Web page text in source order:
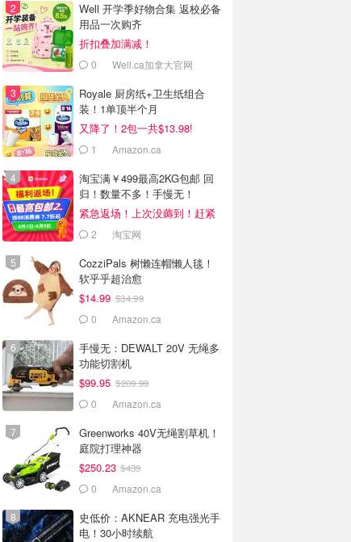
Well 开学季好物合集 返校必备
用品一次购齐
折扣叠加满减！
0 Well.ca加拿大官网
Royale 厨房纸+卫生纸组合
装！1单顶半个月
又降了！2包一共$13.98!
1 Amazon.ca
淘宝满￥499最高2KG包邮 回
归！数量不多！手慢无！
紧急返场！上次没薅到！赶紧
冲 2 淘宝网
CozziPals 树懒连帽懒人毯！
软乎乎超治愈
$14.99 $34.99
0 Amazon.ca
手慢无：DEWALT 20V 无绳多
功能切割机
$99.95 $209.99
0 Amazon.ca
Greenworks 40V无绳割草机！
庭院打理神器
$250.23 $439
0 Amazon.ca
史低价：AKNEAR 充电强光手
电！30小时续航